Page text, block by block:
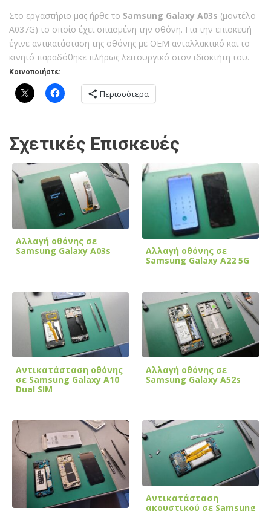
Στο εργαστήριο μας ήρθε το Samsung Galaxy A03s (μοντέλο
A037G) το οποίο έχει σπασμένη την οθόνη. Για την επισκευή
έγινε αντικατάσταση της οθόνης με OEM ανταλλακτικό και το
κινητό παραδόθηκε πλήρως λειτουργικό στον ιδιοκτήτη του.
Κοινοποιήστε:
Περισσότερα
Σχετικές Επισκευές
Αλλαγή οθόνης σε
Samsung Galaxy A03s
Αλλαγή οθόνης σε
Samsung Galaxy A22 5G
Αντικατάσταση οθόνης
σε Samsung Galaxy A10
Dual SIM
Αλλαγή οθόνης σε
Samsung Galaxy A52s
Αντικατάσταση
ακουστικού σε Samsung